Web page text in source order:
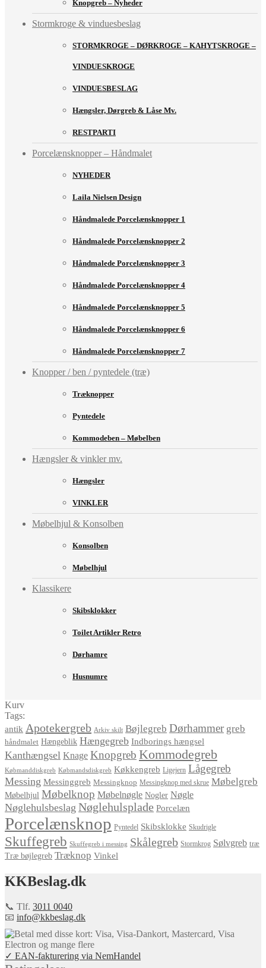
Knopgreb – Nyheder
Stormkroge & vinduesbeslag
STORMKROGE – DØRKROGE – KAHYTSKROGE –
VINDUESKROGE
VINDUESBESLAG
Hængsler, Dørgreb & Låse Mv.
RESTPARTI
Porcelænsknopper – Håndmalet
NYHEDER
Laila Nielsen Design
Håndmalede Porcelænsknopper 1
Håndmalede Porcelænsknopper 2
Håndmalede Porcelænsknopper 3
Håndmalede Porcelænsknopper 4
Håndmalede Porcelænsknopper 5
Håndmalede Porcelænsknopper 6
Håndmalede Porcelænsknopper 7
Knopper / ben / pyntedele (træ)
Træknopper
Pyntedele
Kommodeben – Møbelben
Hængsler & vinkler mv.
Hængsler
VINKLER
Møbelhjul & Konsolben
Konsolben
Møbelhjul
Klassikere
Skibsklokker
Toilet Artikler Retro
Dørhamre
Husnumre
Kurv
Tags:
antik Apotekergreb Arkiv skilt Bøjlegreb Dørhammer greb
håndmalet Hængeblik Hængegreb Indborings hængsel
Kanthængsel Knage Knopgreb Kommodegreb
Købmanddiskgreb Købmandsdiskgreb Køkkengreb Ligejern Lågegreb
Messing Messinggreb Messingknop Messingknop med skrue Møbelgreb
Møbelhjul Møbelknop Møbelnøgle Nogler Nøgle
Nøglehulsbeslag Nøglehulsplade Porcelæn
Porcelænsknop Pyntedel Skibsklokke Skudrigle
Skuffegreb Skuffegreb i messing Skålegreb Stormkrog Sølvgreb træ
Træ bøjlegreb Træknop Vinkel
KKBeslag.dk
📞 Tlf. 3011 0040
📧 info@kkbeslag.dk
✓ EAN-fakturering via NemHandel